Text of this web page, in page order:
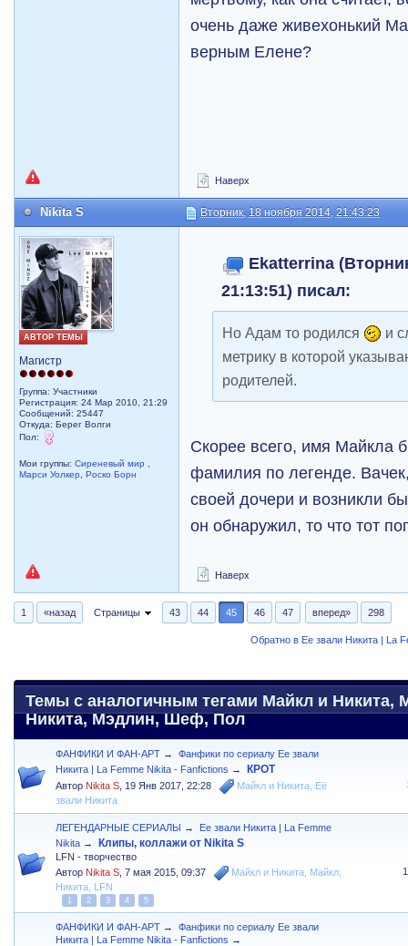
очень даже живехонький
верным Елене?
Наверх
Nikita S Вторник, 18 ноября 2014, 21:43:23
АВТОР ТЕМЫ
Магистр
Группа: Участники
Регистрация: 24 Мар 2010, 21:29
Сообщений: 25447
Откуда: Берег Волги
Пол:
Мои группы:Сиреневый мир
Марси Уолкер
,Роско Борн
Ekatterrina
21:13:51) писал:
Но Адам то родился
и
метрику в которой
родителей.
Скорее всего, имя Майкла
фамилия по легенде.
своей дочери и возникли
он обнаружил, то что тот
Наверх
1 «назад Страницы 43 44 45 46 47 вперед» 298
Обратно в Ее звали Никита | La
Темы с аналогичным тегами Майкл и
Никита, Мэдлин, Шеф, Пол
ФАНФИКИ И ФАН-АРТ →
Фанфики по сериалу Ее звали
Никита | La Femme Nikita - Fanfictions → КРОТ
Автор Nikita S 19 Янв 2017, 22:28 Майкл и Никита Её
звали Никита
ЛЕГЕНДАРНЫЕ СЕРИАЛЫ →
Ее звали Никита | La Femme
Nikita → Клипы, коллажи от Nikita S
LFN - творчество
Автор Nikita S ,7 мая 2015, 09:37 Майкл и Никита Майкл
Никита LFN
1 2 3 4 5
ФАНФИКИ И ФАН-АРТ →
Фанфики по сериалу Ее звали
Никита | La Femme Nikita - Fanfictions →